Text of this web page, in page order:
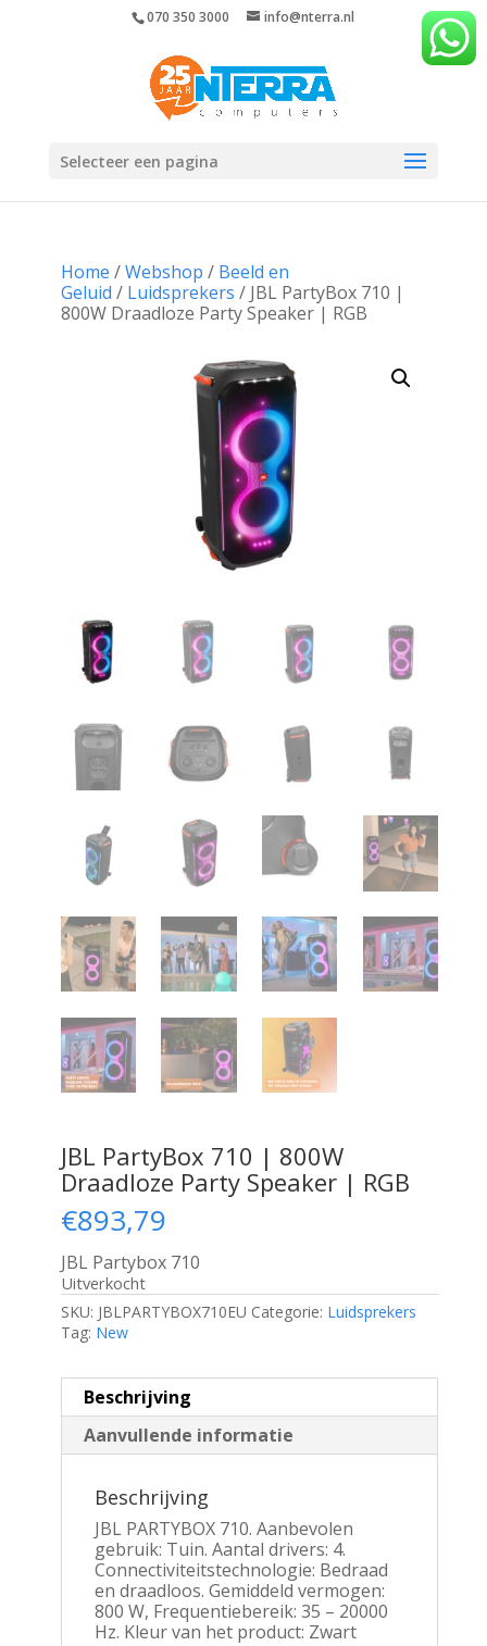
070 350 3000 info@nterra.nl
Selecteer een pagina
Home /Webshop / Beeld en
Geluid / Luidsprekers / JBL PartyBox 710 |
800W Draadloze Party Speaker | RGB
JBL PartyBox 710 | 800W
Draadloze Party Speaker | RGB
€893,79
JBL Partybox 710
Uitverkocht
SKU: JBLPARTYBOX710EU Categorie: Luidsprekers
Tag: New
Beschrijving
Aanvullende informatie
Beschrijving
JBL PARTYBOX 710. Aanbevolen
gebruik: Tuin. Aantal drivers: 4.
Connectiviteitstechnologie: Bedraad
en draadloos. Gemiddeld vermogen:
800 W, Frequentiebereik: 35 – 20000
Hz. Kleur van het product: Zwart